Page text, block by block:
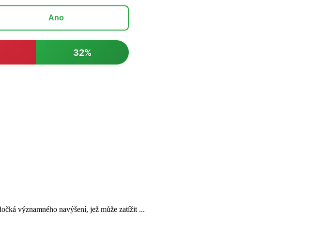
Ano
32%
významného navýšení, jež může zatížit ...